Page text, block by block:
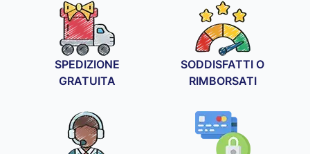
SPEDIZIONE
GRATUITA
SODDISFATTI O
RIMBORSATI